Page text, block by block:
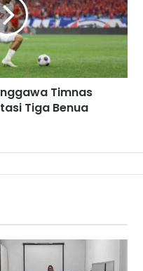
Timnas
Tiga Benua